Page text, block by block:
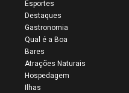
Esportes
Destaques
Gastronomia
Qual é a Boa
Bares
Atrações Naturais
Hospedagem
Ilhas